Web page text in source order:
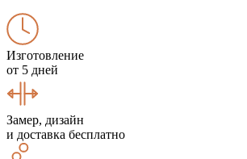
Изготовление
от 5 дней
Замер, дизайн
и доставка бесплатно